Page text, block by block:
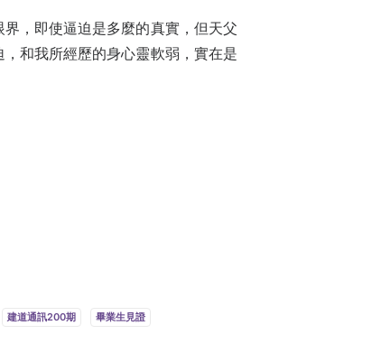
，即使逼迫是多麼的真實，但天父
和我所經歷的身心靈軟弱，實在是
建道通訊200期 畢業生見證